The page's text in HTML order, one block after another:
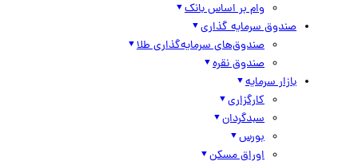
وام بر اساس بانک
صندوق سرمایه گذاری
صندوق‌های سرمایه‌گذاری طلا
صندوق نقره
بازار سرمایه
کارگزاری
سبدگردان
بورس
اوراق مسکن